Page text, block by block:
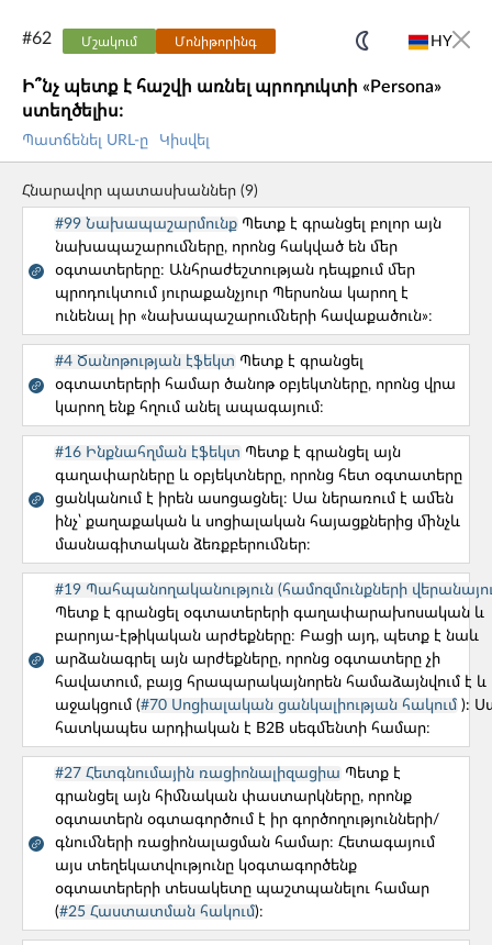
UX CORE GUIDE
PERSONA
Bob - AI Assistant
Մեր նախագծերը
#62 Մշակում Մոնիթորինգ HY
Ի՞նչ պետք է հաշվի առնել պրոդուկտի «Persona»
ստեղծելիս։
Պատճենել URL-ը Կիսվել
Հնարավոր պատասխաններ (9)
#99 Նախապաշարմունք Պետք է գրանցել բոլոր այն
նախապաշարումները, որոնց հակված են մեր
օգտատերերը։ Անհրաժեշտության դեպքում մեր
պրոդուկտում յուրաքանչյուր Պերսոնա կարող է
ունենալ իր «նախապաշարումների հավաքածուն»։
#4 Ծանոթության էֆեկտ Պետք է գրանցել
օգտատերերի համար ծանոթ օբյեկտները, որոնց վրա
կարող ենք հղում անել ապագայում։
#16 Ինքնահղման էֆեկտ Պետք է գրանցել այն
գաղափարները և օբյեկտները, որոնց հետ օգտատերը
ցանկանում է իրեն ասոցացնել։ Սա ներառում է ամեն
ինչ՝ քաղաքական և սոցիալական հայացքներից մինչև
մասնագիտական ձեռքբերումներ։
#19 Պահպանողականություն (համոզմունքների
Պետք է գրանցել օգտատերերի գաղափարախոսական և
բարոյա-էթիկական արժեքները։ Բացի այդ, պետք է նաև
արձանագրել այն արժեքները, որոնց օգտատերը չի
հավատում, բայց հրապարակայնորեն համաձայնվում է և
աջակցում (#70 Սոցիալական ցանկալիության հակում ):
հատկապես արդիական է B2B սեգմենտի համար։
#27 Հետգնումային ռացիոնալիզացիա Պետք է
գրանցել այն հիմնական փաստարկները, որոնք
օգտատերն օգտագործում է իր գործողությունների/
գնումների ռացիոնալացման համար։ Հետագայում
այս տեղեկատվությունը կօգտագործենք
օգտատերերի տեսակետը պաշտպանելու համար
(#25 Հաստատման հակում)։
UX CORE GUIDE
UXCG-ը անվճար գործիք է, որը օգնում է հասկանալ
պրոդուկտ և պրոյեկտ մենեջմենթի ամենատարածված
խնդիրները՝ կոգնիտիվ գիտության և վարքագծային
տնտեսագիտության տեսանկյունից։
ԸՆՏՐԵՔ ՁԵՐ ՊՐՈՅԵԿՏԻ ՓՈՒԼԸ
Պրոդուկտի փուլը Բոլոր հարցերը
Թիմի կազմավորում Մշակում
Մարքեթինգ/ԲԶ Թողարկված
Մոնիթորինգ
Թիմի կազմավորում
#10. Օգտատերերը բողոքում են մեր
սպասարկման ծառայության որակից։